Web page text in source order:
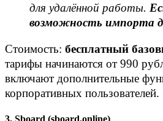
для удалённой работы.
возможность импорта
Стоимость: бесплатный
тарифы начинаются от 990
включают дополнительные
корпоративных пользователей.